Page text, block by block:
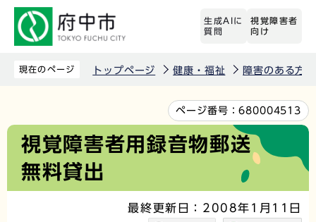
先
生成AIに
質問
視覚障害者
向け
現在のページ トップページ 健康・福祉 障害のある方
文
か
ページ番号：680004513
視覚障害者用録音物郵送
無料貸出
最終更新日：2008年1月11日